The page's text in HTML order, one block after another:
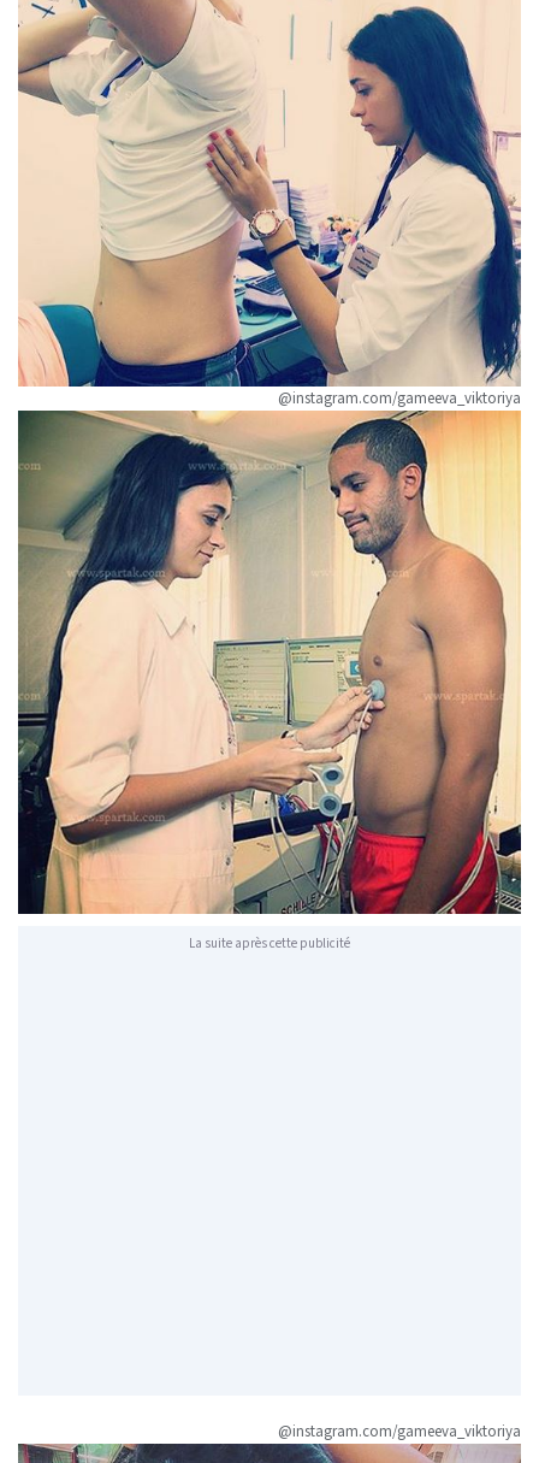
@instagram.com/gameeva_viktoriya
La suite après cette publicité
@instagram.com/gameeva_viktoriya